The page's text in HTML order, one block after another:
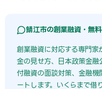
鯖江市の創業融資・無
創業融資に対応する専門家
金の見せ方、日本政策金
付融資の面談対策、金融機
ートします。いくらまで借